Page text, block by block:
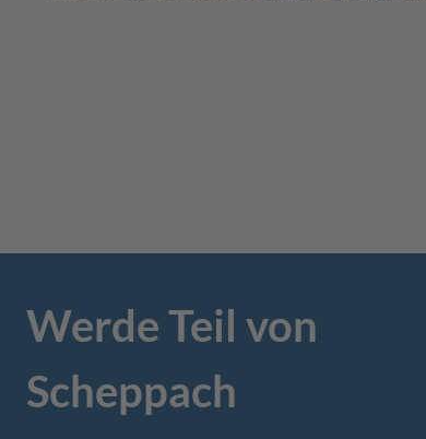
Werde Teil von
Scheppach